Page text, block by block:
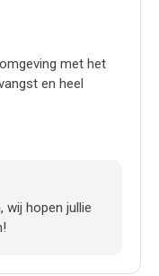
met het
en heel
wij hopen jullie